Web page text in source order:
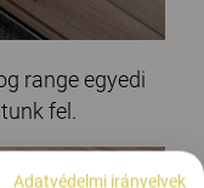
range egyedi
fel.
Adatvédelmi irányelvek